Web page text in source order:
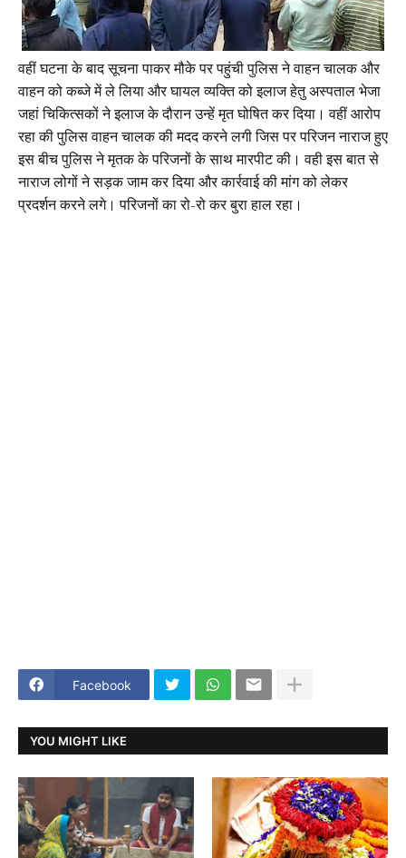
वहीं घटना के बाद सूचना पाकर मौके पर पहुंची पुलिस ने वाहन चालक और
वाहन को कब्जे में ले लिया और घायल व्यक्ति को इलाज हेतु अस्पताल भेजा
जहां चिकित्सकों ने इलाज के दौरान उन्हें मृत घोषित कर दिया। वहीं आरोप
रहा की पुलिस वाहन चालक की मदद करने लगी जिस पर परिजन नाराज हुए
इस बीच पुलिस ने मृतक के परिजनों के साथ मारपीट की। वही इस बात से
नाराज लोगों ने सड़क जाम कर दिया और कार्रवाई की मांग को लेकर
प्रदर्शन करने लगे। परिजनों का रो-रो कर बुरा हाल रहा।
Facebook
YOU MIGHT LIKE